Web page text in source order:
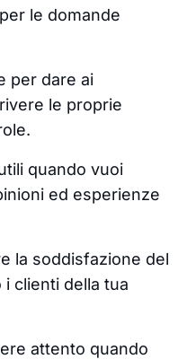
le domande
per dare ai
le proprie
quando vuoi
ed esperienze
la soddisfazione del
clienti della tua
attento quando